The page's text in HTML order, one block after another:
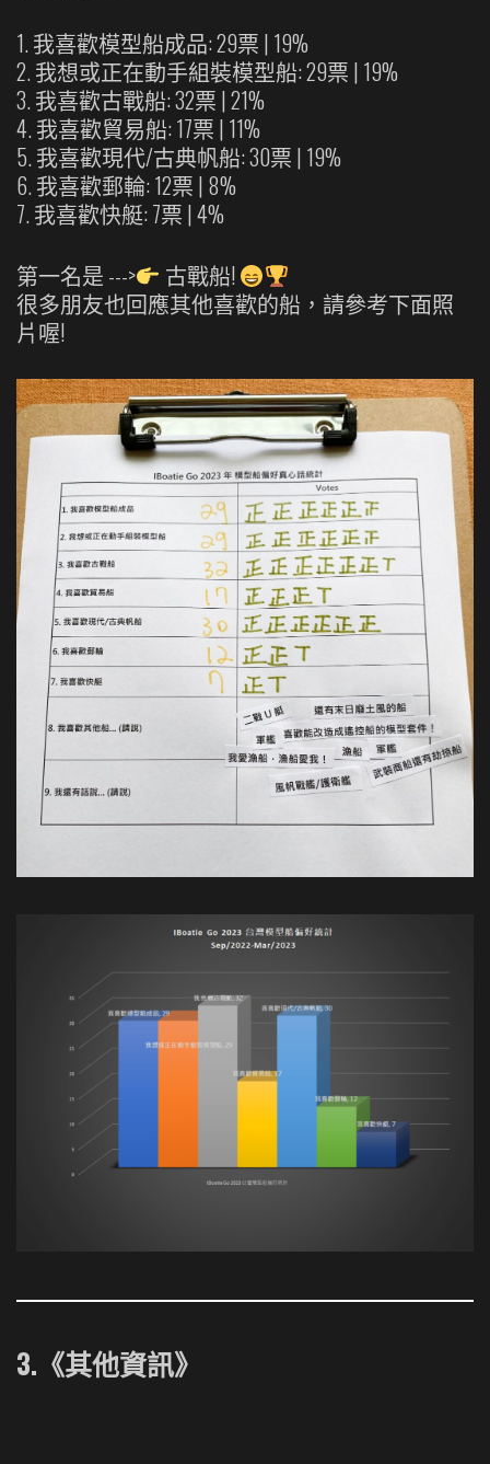
1. 我喜歡模型船成品: 29票 | 19%
2. 我想或正在動手組裝模型船: 29票 | 19%
3. 我喜歡古戰船: 32票 | 21%
4. 我喜歡貿易船: 17票 | 11%
5. 我喜歡現代/古典帆船: 30票 | 19%
6. 我喜歡郵輪: 12票 | 8%
7. 我喜歡快艇: 7票 | 4%
第一名是 --->
古戰船!
很多朋友也回應其他喜歡的船，請參考下面照
片喔!
3.《其他資訊》